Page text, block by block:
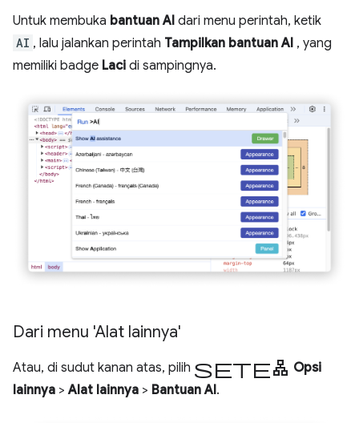
Untuk membuka bantuan AI dari menu perintah, ketik
AI , lalu jalankan perintah Tampilkan bantuan AI , yang
memiliki badge Laci di sampingnya.
Dari menu 'Alat lainnya'
Atau, di sudut kanan atas, pilih setelan Opsi
lainnya >Alat lainnya > Bantuan AI.